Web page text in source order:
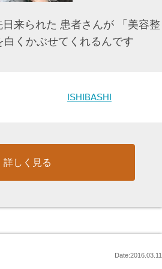
来られた 患者さんが 「美容整
くかぶせてくれるんです
ISHIBASHI
詳しく見る
Date:2016.03.11